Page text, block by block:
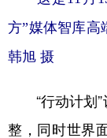
浙江
山东
广东
四川
方”媒体智库高
韩旭 摄
“行动计划”
整，同时世界